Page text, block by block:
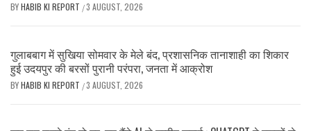
BYHABIB KI REPORT /3 AUGUST, 2026
गुलाबबाग में सुखिया सोमवार के मेले बंद, प्रशासनिक तानाशाही का शिकार
हुई उदयपुर की बरसों पुरानी परंपरा, जनता में आक्रोश
BYHABIB KI REPORT /3 AUGUST, 2026